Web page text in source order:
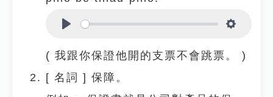
( 我跟你保證他開的支票不會跳票。 )
[ 名詞 ] 保障。